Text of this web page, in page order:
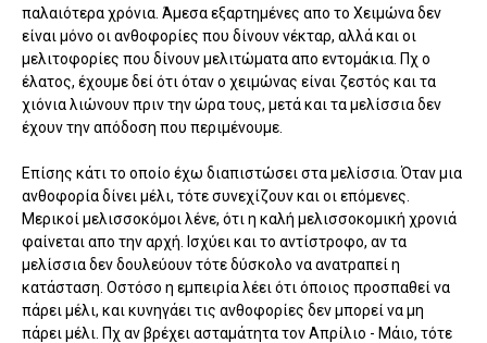
παλαιότερα χρόνια. Άμεσα εξαρτημένες απο το Χειμώνα δεν
είναι μόνο οι ανθοφορίες που δίνουν νέκταρ, αλλά και οι
μελιτοφορίες που δίνουν μελιτώματα απο εντομάκια. Πχ ο
έλατος, έχουμε δεί ότι όταν ο χειμώνας είναι ζεστός και τα
χιόνια λιώνουν πριν την ώρα τους, μετά και τα μελίσσια δεν
έχουν την απόδοση που περιμένουμε.
Επίσης κάτι το οποίο έχω διαπιστώσει στα μελίσσια. Όταν μια
ανθοφορία δίνει μέλι, τότε συνεχίζουν και οι επόμενες.
Μερικοί μελισσοκόμοι λένε, ότι η καλή μελισσοκομική χρονιά
φαίνεται απο την αρχή. Ισχύει και το αντίστροφο, αν τα
μελίσσια δεν δουλεύουν τότε δύσκολο να ανατραπεί η
κατάσταση. Οστόσο η εμπειρία λέει ότι όποιος προσπαθεί να
πάρει μέλι, και κυνηγάει τις ανθοφορίες δεν μπορεί να μη
πάρει μέλι. Πχ αν βρέχει ασταμάτητα τον Απρίλιο - Μάιο, τότε